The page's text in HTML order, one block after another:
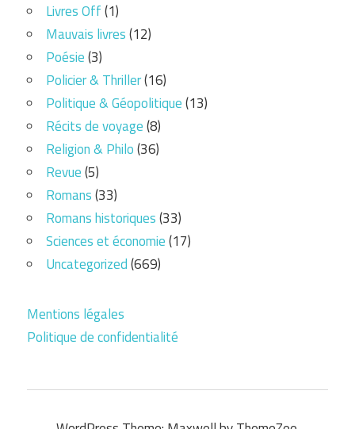
Livres Off(1)
Mauvais livres(12)
Poésie(3)
Policier & Thriller(16)
Politique & Géopolitique(13)
Récits de voyage(8)
Religion & Philo(36)
Revue(5)
Romans(33)
Romans historiques(33)
Sciences et économie(17)
Uncategorized(669)
Mentions légales
Politique de confidentialité